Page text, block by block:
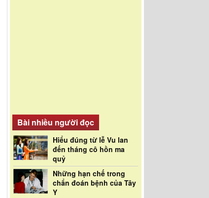
Bài nhiều người đọc
Hiểu đúng từ lễ Vu lan
đến tháng cô hồn ma
quỷ
Những hạn chế trong
chẩn đoán bệnh của Tây
Y